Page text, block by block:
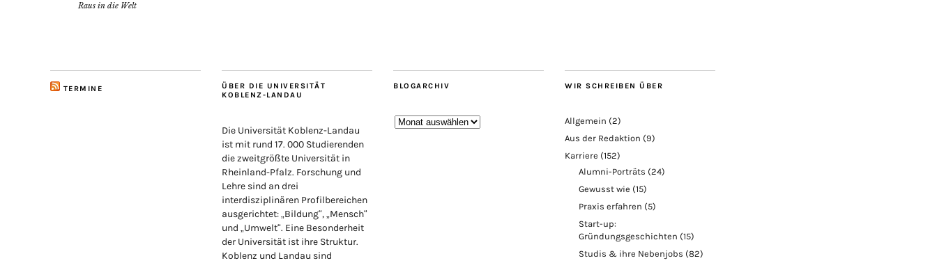
Raus in die Welt
TERMINE
ÜBER DIE UNIVERSITÄT
KOBLENZ-LANDAU
Die Universität Koblenz-Landau
ist mit rund 17. 000 Studierenden
die zweitgrößte Universität in
Rheinland-Pfalz. Forschung und
Lehre sind an drei
interdisziplinären Profilbereichen
ausgerichtet: „Bildung“, „Mensch“
und „Umwelt“. Eine Besonderheit
der Universität ist ihre Struktur.
Koblenz und Landau sind
BLOGARCHIV
Blogarchiv
WIR SCHREIBEN ÜBER
Allgemein (2)
Aus der Redaktion (9)
Karriere (152)
Alumni-Porträts (24)
Gewusst wie (15)
Praxis erfahren (5)
Start-up:
Gründungsgeschichten (15)
Studis & ihre Nebenjobs (82)